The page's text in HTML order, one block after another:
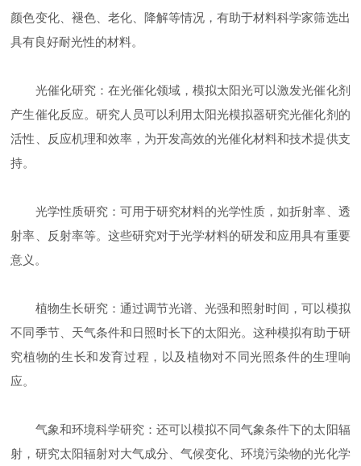
颜色变化、褪色、老化、降解等情况，有助于材料科学家筛选出
具有良好耐光性的材料。
光催化研究：在光催化领域，模拟太阳光可以激发光催化剂
产生催化反应。研究人员可以利用太阳光模拟器研究光催化剂的
活性、反应机理和效率，为开发高效的光催化材料和技术提供支
持。
光学性质研究：可用于研究材料的光学性质，如折射率、透
射率、反射率等。这些研究对于光学材料的研发和应用具有重要
意义。
植物生长研究：通过调节光谱、光强和照射时间，可以模拟
不同季节、天气条件和日照时长下的太阳光。这种模拟有助于研
究植物的生长和发育过程，以及植物对不同光照条件的生理响
应。
气象和环境科学研究：还可以模拟不同气象条件下的太阳辐
射，研究太阳辐射对大气成分、气候变化、环境污染物的光化学